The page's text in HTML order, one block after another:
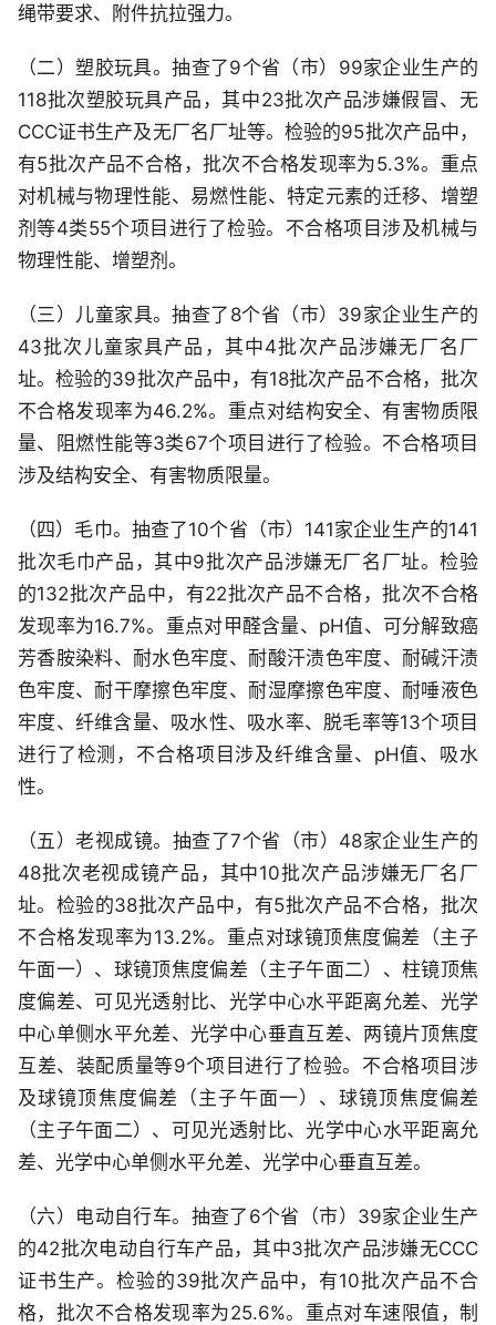
绳带要求、附件抗拉强力。
（二）塑胶玩具。抽查了9个省（市）99家企业生产的
118批次塑胶玩具产品，其中23批次产品涉嫌假冒、无
CCC证书生产及无厂名厂址等。检验的95批次产品中，
有5批次产品不合格，批次不合格发现率为5.3%。重点
对机械与物理性能、易燃性能、特定元素的迁移、增塑
剂等4类55个项目进行了检验。不合格项目涉及机械与
物理性能、增塑剂。
（三）儿童家具。抽查了8个省（市）39家企业生产的
43批次儿童家具产品，其中4批次产品涉嫌无厂名厂
址。检验的39批次产品中，有18批次产品不合格，批次
不合格发现率为46.2%。重点对结构安全、有害物质限
量、阻燃性能等3类67个项目进行了检验。不合格项目
涉及结构安全、有害物质限量。
（四）毛巾。抽查了10个省（市）141家企业生产的141
批次毛巾产品，其中9批次产品涉嫌无厂名厂址。检验
的132批次产品中，有22批次产品不合格，批次不合格
发现率为16.7%。重点对甲醛含量、pH值、可分解致癌
芳香胺染料、耐水色牢度、耐酸汗渍色牢度、耐碱汗渍
色牢度、耐干摩擦色牢度、耐湿摩擦色牢度、耐唾液色
牢度、纤维含量、吸水性、吸水率、脱毛率等13个项目
进行了检测，不合格项目涉及纤维含量、pH值、吸水
性。
（五）老视成镜。抽查了7个省（市）48家企业生产的
48批次老视成镜产品，其中10批次产品涉嫌无厂名厂
址。检验的38批次产品中，有5批次产品不合格，批次
不合格发现率为13.2%。重点对球镜顶焦度偏差（主子
午面一）、球镜顶焦度偏差（主子午面二）、柱镜顶焦
度偏差、可见光透射比、光学中心水平距离允差、光学
中心单侧水平允差、光学中心垂直互差、两镜片顶焦度
互差、装配质量等9个项目进行了检验。不合格项目涉
及球镜顶焦度偏差（主子午面一）、球镜顶焦度偏差
（主子午面二）、可见光透射比、光学中心水平距离允
差、光学中心单侧水平允差、光学中心垂直互差。
（六）电动自行车。抽查了6个省（市）39家企业生产
的42批次电动自行车产品，其中3批次产品涉嫌无CCC
证书生产。检验的39批次产品中，有10批次产品不合
格，批次不合格发现率为25.6%。重点对车速限值，制